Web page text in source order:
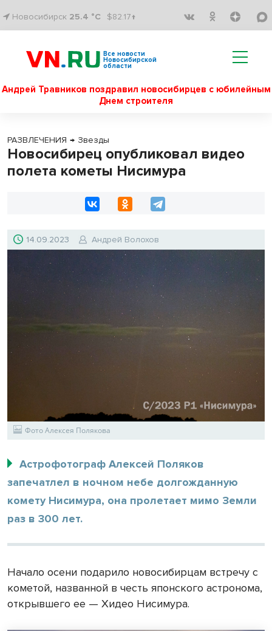
Новосибирск 25.4 °C $82.17↑
Все новости
Новосибирской
области
Андрей Травников поздравил новосибирцев с юбилейным
Днем строителя
РАЗВЛЕЧЕНИЯ → Звезды
Новосибирец опубликовал видео
полета кометы Нисимура
14.09.2023 Андрей Волохов
Фото Алексея Полякова
Астрофотограф Алексей Поляков
запечатлел в ночном небе долгожданную
комету Нисимура, она пролетает мимо Земли
раз в 300 лет.
Начало осени подарило новосибирцам встречу с
кометой, названной в честь японского астронома,
открывшего ее — Хидео Нисимура.